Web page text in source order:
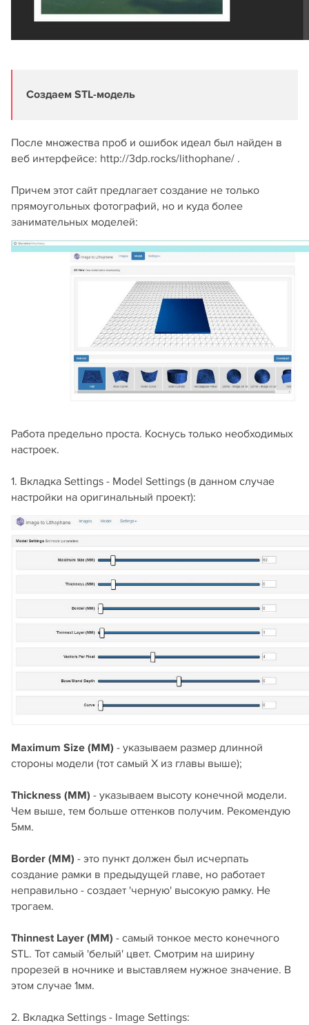
Создаем STL-модель
После множества проб и ошибок идеал был найден в
веб интерфейсе: http://3dp.rocks/lithophane/ .
Причем этот сайт предлагает создание не только
прямоугольных фотографий, но и куда более
занимательных моделей:
Работа предельно проста. Коснусь только необходимых
настроек.
1. Вкладка Settings - Model Settings (в данном случае
настройки на оригинальный проект):
Maximum Size (MM) - указываем размер длинной
стороны модели (тот самый X из главы выше);
Thickness (MM) - указываем высоту конечной модели.
Чем выше, тем больше оттенков получим. Рекомендую
5мм.
Border (MM) - это пункт должен был исчерпать
создание рамки в предыдущей главе, но работает
неправильно - создает 'черную' высокую рамку. Не
трогаем.
Thinnest Layer (MM) - самый тонкое место конечного
STL. Тот самый 'белый' цвет. Смотрим на ширину
прорезей в ночнике и выставляем нужное значение. В
этом случае 1мм.
2. Вкладка Settings - Image Settings: